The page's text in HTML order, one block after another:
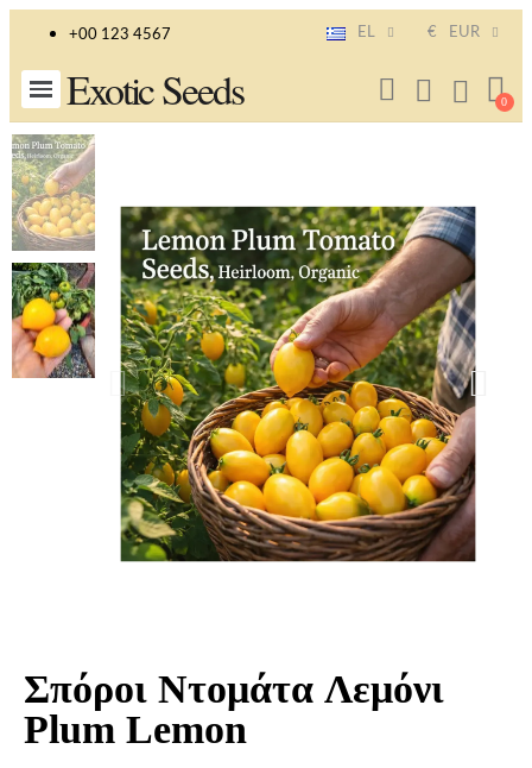
+00 123 4567 EL € EUR
Exotic Seeds
Σπόροι Ντομάτα Λεμόνι
Plum Lemon